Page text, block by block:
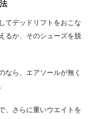
てデッドリフトをおこな
るか、そのシューズを脱
なら、エアソールが無く
、さらに重いウエイトを